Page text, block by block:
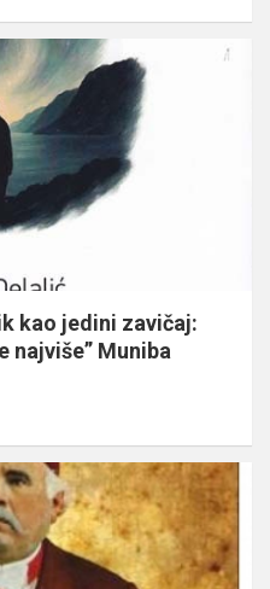
kao jedini zavičaj:
najviše” Muniba